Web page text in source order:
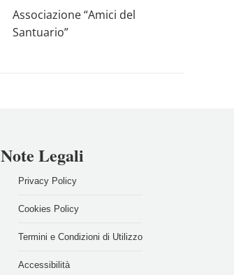
Associazione “Amici del
Santuario”
Note Legali
Privacy Policy
Cookies Policy
Termini e Condizioni di Utilizzo
Accessibilità